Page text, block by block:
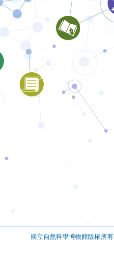
國立自然科學博物館版權所有